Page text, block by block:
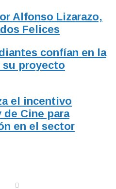
Alfonso Lizarazo,
Felices
confían en la
su proyecto
el incentivo
Cine para
en el sector